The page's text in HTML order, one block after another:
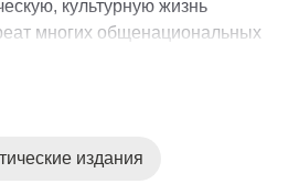
культурную жизнь
многих общенациональных
издания